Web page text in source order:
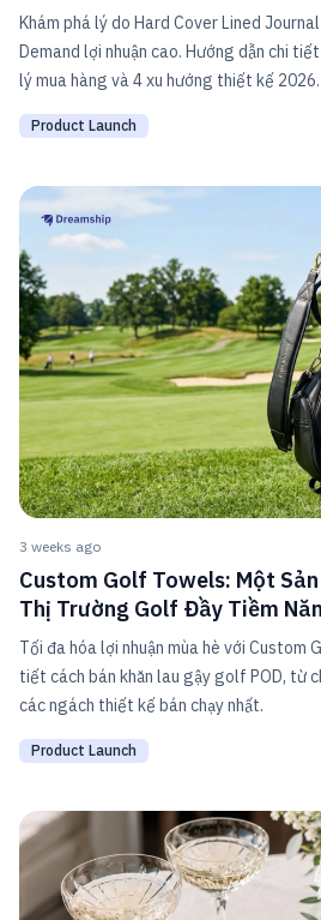
Khám phá lý do Hard Cover Lined
Demand lợi nhuận cao. Hướng dẫn chi
lý mua hàng và 4 xu hướng thiết kế 2026.
Product Launch
3 weeks ago
Custom Golf Towels: Một
Thị Trường Golf Đầy Tiềm
Tối đa hóa lợi nhuận mùa hè với Custom
tiết cách bán khăn lau gậy golf POD, từ
các ngách thiết kế bán chạy nhất.
Product Launch